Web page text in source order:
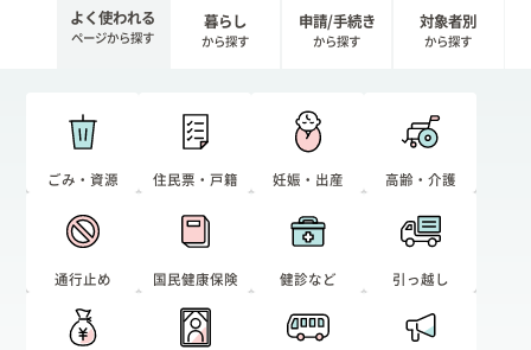
よく使われる
ページから探す
暮らし
から探す
申請/手続き
から探す
対象者別
から探す
ごみ・資源 住民票・戸籍 妊娠・出産 高齢・介護
通行止め 国民健康保険 健診など 引っ越し